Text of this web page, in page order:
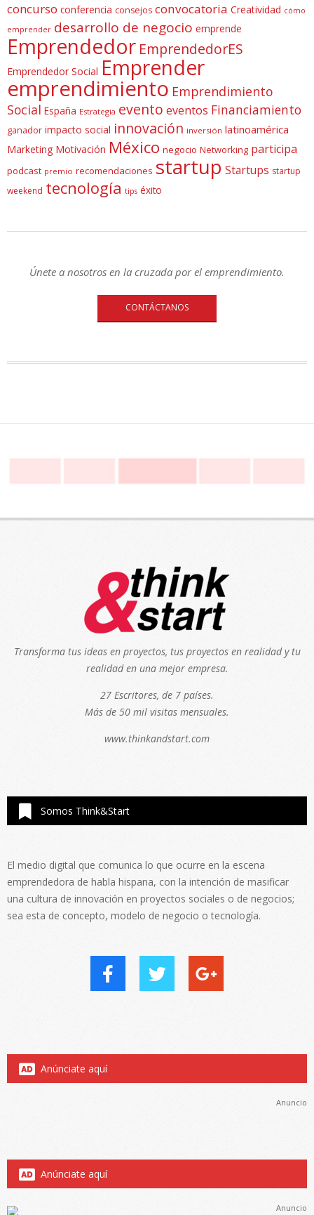
concurso conferencia consejos convocatoria Creatividad cómo
emprender desarrollo de negocio emprende
Emprendedor EmprendedorES
Emprendedor Social Emprender
emprendimiento Emprendimiento
Social España Estrategia evento eventos Financiamiento
ganador impacto social innovación inversión latinoamérica
Marketing Motivación México negocio Networking participa
podcast premio recomendaciones startup Startups startup
weekend tecnología tips éxito
Únete a nosotros en la cruzada por el emprendimiento.
CONTÁCTANOS
Transforma tus ideas en proyectos, tus proyectos en realidad y tu
realidad en una mejor empresa.
27 Escritores, de 7 países.
Más de 50 mil visitas mensuales.
www.thinkandstart.com
Somos Think&Start
El medio digital que comunica lo que ocurre en la escena
emprendedora de habla hispana, con la intención de masificar
una cultura de innovación en proyectos sociales o de negocios;
sea esta de concepto, modelo de negocio o tecnología.
Anúnciate aquí
Anuncio
Anúnciate aquí
Anuncio